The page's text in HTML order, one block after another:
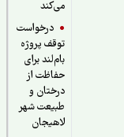
درخواست
توقف پروژه
بام‌لند برای
حفاظت از
درختان و
طبیعت شهر
لاهیجان